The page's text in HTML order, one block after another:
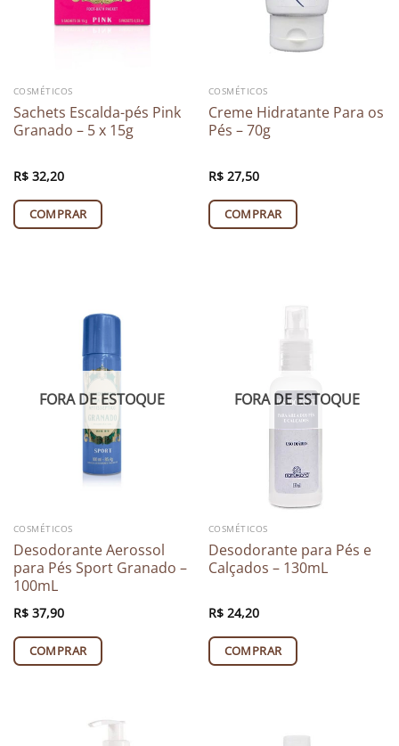
COSMÉTICOS
Sachets Escalda-pés Pink
Granado – 5 x 15g
R$32,20
COMPRAR
COSMÉTICOS
Creme Hidratante Para os
Pés – 70g
R$27,50
COMPRAR
FORA DE ESTOQUE
COSMÉTICOS
Desodorante Aerossol
para Pés Sport Granado –
100mL
R$37,90
COMPRAR
FORA DE ESTOQUE
COSMÉTICOS
Desodorante para Pés e
Calçados – 130mL
R$24,20
COMPRAR